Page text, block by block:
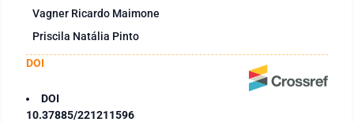
Vagner Ricardo Maimone
Priscila Natália Pinto
DOI
DOI
10.37885/221211596